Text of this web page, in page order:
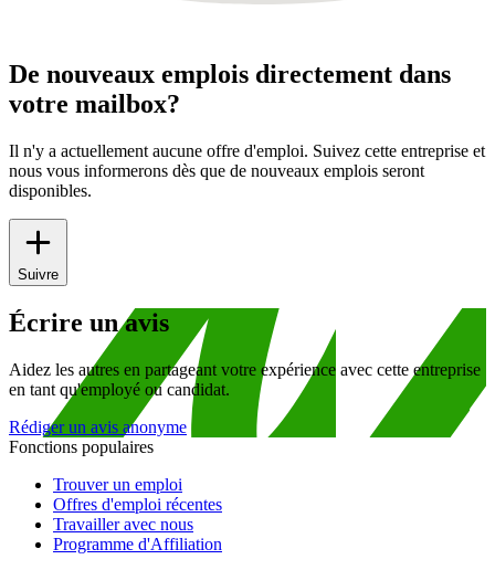
De nouveaux emplois directement dans
votre mailbox?
Il n'y a actuellement aucune offre d'emploi. Suivez cette entreprise et
nous vous informerons dès que de nouveaux emplois seront
disponibles.
Suivre
Écrire un avis
Aidez les autres en partageant votre expérience avec cette entreprise
en tant qu'employé ou candidat.
Rédiger un avis anonyme
Fonctions populaires
Trouver un emploi
Offres d'emploi récentes
Travailler avec nous
Programme d'Affiliation